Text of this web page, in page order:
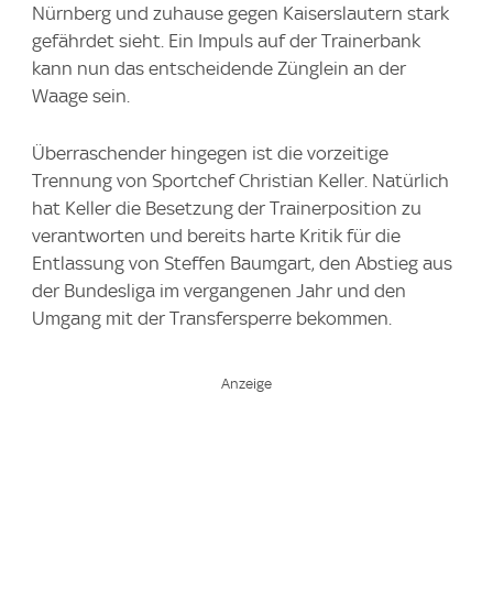
Nürnberg und zuhause gegen Kaiserslautern stark
gefährdet sieht. Ein Impuls auf der Trainerbank
kann nun das entscheidende Zünglein an der
Waage sein.
Überraschender hingegen ist die vorzeitige
Trennung von Sportchef Christian Keller. Natürlich
hat Keller die Besetzung der Trainerposition zu
verantworten und bereits harte Kritik für die
Entlassung von Steffen Baumgart, den Abstieg aus
der Bundesliga im vergangenen Jahr und den
Umgang mit der Transfersperre bekommen.